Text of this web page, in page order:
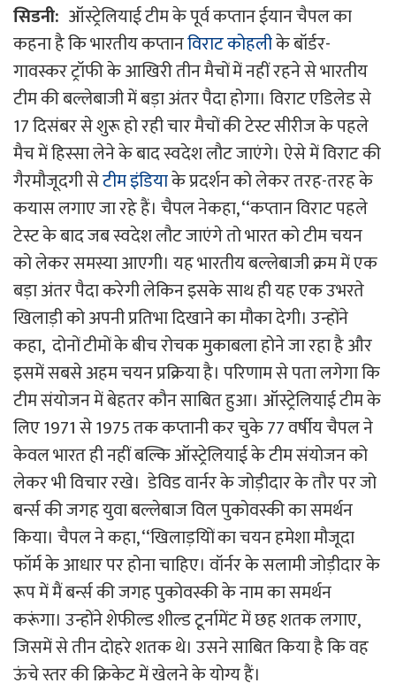
सिडनी: ऑस्ट्रेलियाई टीम के पूर्व कप्तान ईयान चैपल का
कहना है कि भारतीय कप्तानविराट कोहलीके बॉर्डर-
गावस्कर ट्रॉफी के आखिरी तीन मैचों में नहीं रहने से भारतीय
टीम की बल्लेबाजी में बड़ा अंतर पैदा होगा। विराट एडिलेड से
17 दिसंबर से शुरू हो रही चार मैचों की टेस्ट सीरीज के पहले
मैच में हिस्सा लेने के बाद स्वदेश लौट जाएंगे। ऐसे में विराट की
गैरमौजूदगी सेटीम इंडियाके प्रदर्शन को लेकर तरह-तरह के
कयास लगाए जा रहे हैं। चैपल नेकहा, ‘‘कप्तान विराट पहले
टेस्ट के बाद जब स्वदेश लौट जाएंगे तो भारत को टीम चयन
को लेकर समस्या आएगी। यह भारतीय बल्लेबाजी क्रम में एक
बड़ा अंतर पैदा करेगी लेकिन इसके साथ ही यह एक उभरते
खिलाड़ी को अपनी प्रतिभा दिखाने का मौका देगी। उन्होंने
कहा, दोनों टीमों के बीच रोचक मुकाबला होने जा रहा है और
इसमें सबसे अहम चयन प्रक्रिया है। परिणाम से पता लगेगा कि
टीम संयोजन में बेहतर कौन साबित हुआ। ऑस्ट्रेलियाई टीम के
लिए 1971 से 1975 तक कप्तानी कर चुके 77 वर्षीय चैपल ने
केवल भारत ही नहीं बल्कि ऑस्ट्रेलियाई के टीम संयोजन को
लेकर भी विचार रखे। डेविड वार्नर के जोड़ीदार के तौर पर जो
बर्न्स की जगह युवा बल्लेबाज विल पुकोवस्की का समर्थन
किया। चैपल ने कहा, ‘‘खिलाड़यिों का चयन हमेशा मौजूदा
फॉर्म के आधार पर होना चाहिए। वॉर्नर के सलामी जोड़ीदार के
रूप में मैं बर्न्स की जगह पुकोवस्की के नाम का समर्थन
करूंगा। उन्होंने शेफील्ड शील्ड टूर्नामेंट में छह शतक लगाए,
जिसमें से तीन दोहरे शतक थे। उसने साबित किया है कि वह
ऊंचे स्तर की क्रिकेट में खेलने के योग्य हैं।